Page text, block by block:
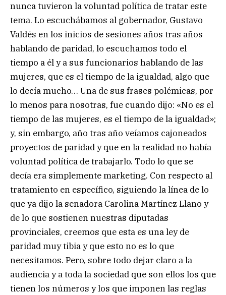
nunca tuvieron la voluntad política de tratar este
tema. Lo escuchábamos al gobernador, Gustavo
Valdés en los inicios de sesiones años tras años
hablando de paridad, lo escuchamos todo el
tiempo a él y a sus funcionarios hablando de las
mujeres, que es el tiempo de la igualdad, algo que
lo decía mucho… Una de sus frases polémicas, por
lo menos para nosotras, fue cuando dijo: «No es el
tiempo de las mujeres, es el tiempo de la igualdad»;
y, sin embargo, año tras año veíamos cajoneados
proyectos de paridad y que en la realidad no había
voluntad política de trabajarlo. Todo lo que se
decía era simplemente marketing. Con respecto al
tratamiento en específico, siguiendo la línea de lo
que ya dijo la senadora Carolina Martínez Llano y
de lo que sostienen nuestras diputadas
provinciales, creemos que esta es una ley de
paridad muy tibia y que esto no es lo que
necesitamos. Pero, sobre todo dejar claro a la
audiencia y a toda la sociedad que son ellos los que
tienen los números y los que imponen las reglas